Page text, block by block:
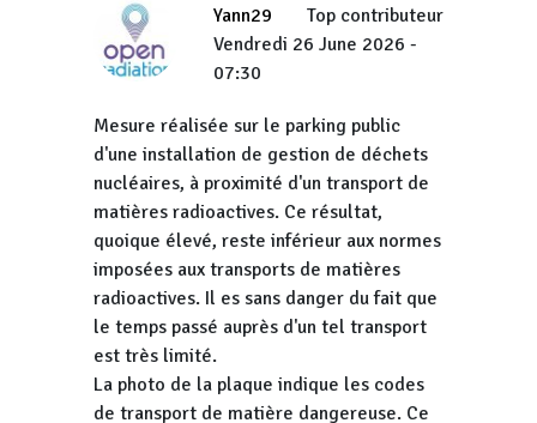
Yann29
Top contributeur
Vendredi 26 June 2026 -
07:30
Mesure réalisée sur le parking public
d'une installation de gestion de déchets
nucléaires, à proximité d'un transport de
matières radioactives. Ce résultat,
quoique élevé, reste inférieur aux normes
imposées aux transports de matières
radioactives. Il es sans danger du fait que
le temps passé auprès d'un tel transport
est très limité.
La photo de la plaque indique les codes
de transport de matière dangereuse. Ce